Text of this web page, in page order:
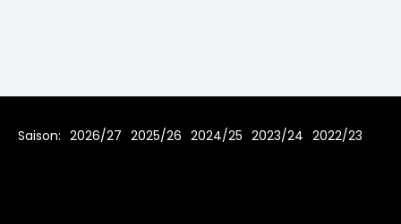
Saison: 2026/27 2025/26 2024/25 2023/24 2022/23